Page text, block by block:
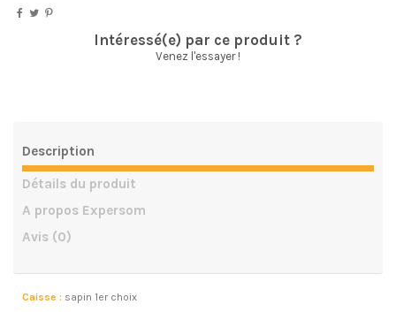
Intéressé(e) par ce produit ?
Venez l'essayer !
Description
Détails du produit
A propos Expersom
Avis (0)
Caisse : sapin 1er choix